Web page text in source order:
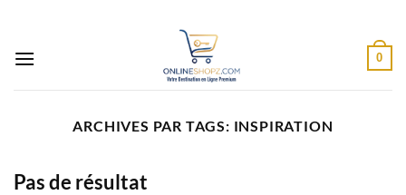
contenu
0
ARCHIVES PAR TAGS: INSPIRATION
Pas de résultat